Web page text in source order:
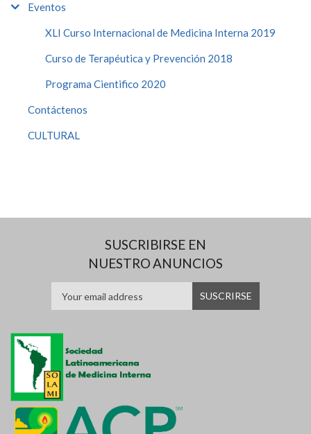
Eventos
XLI Curso Internacional de Medicina Interna 2019
Curso de Terapéutica y Prevención 2018
Programa Cientifico 2020
Contáctenos
CULTURAL
SUSCRIBIRSE EN
NUESTRO ANUNCIOS